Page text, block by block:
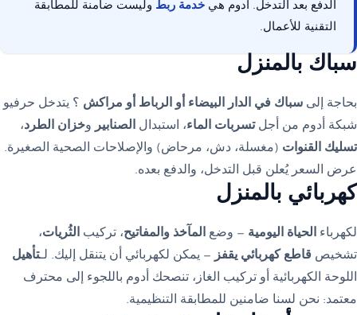
الدفع بعد التدخل. أدوم هي خدمة ربط وليست ضامنة للمطابقة
التقنية للأعمال.
سباك بالمنزل
بحاجة إلى سباك في الدار البيضاء أو الرباط أو مراكش ؟ يتدخل حرفيو
شبكة أدوم من أجلتسربات الماء، استبدال الصنابيروخزان الطرد،
تسليك القنوات (مغسلة، دش، مرحاض) والإصلاحات الصحية الصغيرة.
عرض السعر يُعلن قبل التدخل، والدفع بعده.
كهربائي بالمنزل
لكهرباء الحياة اليومية — وضع المآخذ والمفاتيح، تركيب الثُريات،
تشخيص قاطع كهربائي يقفز— يمكن لكهربائي أن يتنقل إليك. لـتأهيل
اللوحة الكهربائية أو تركيب الغاز، تنصحك أدوم باللجوء إلى محترف
معتمد: نحن لسنا ضامنين للمطابقة التنظيمية.